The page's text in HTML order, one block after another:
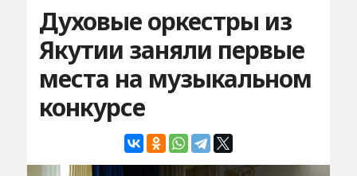
Духовые оркестры из
Якутии заняли первые
места на музыкальном
конкурсе